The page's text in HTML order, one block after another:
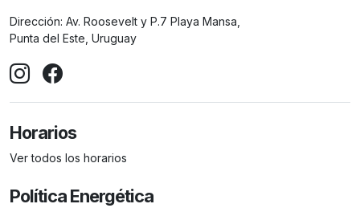
Dirección: Av. Roosevelt y P.7 Playa Mansa,
Punta del Este, Uruguay
Horarios
Ver todos los horarios
Política Energética